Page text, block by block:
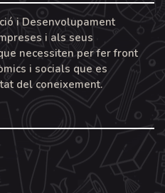
i Desenvolupament
i als seus
necessiten per fer front
i socials que es
del coneixement.